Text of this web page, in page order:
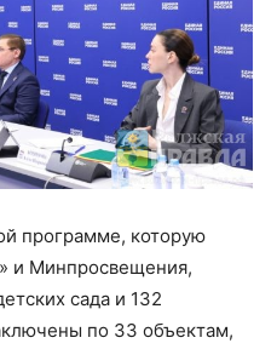
программе, которую
и Минпросвещения,
сада и 132
по 33 объектам,